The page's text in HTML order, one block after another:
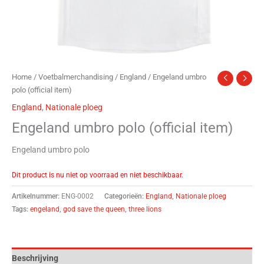
Home / Voetbalmerchandising / England / Engeland umbro
polo (official item)
England, Nationale ploeg
Engeland umbro polo (official item)
Engeland umbro polo
Dit product is nu niet op voorraad en niet beschikbaar.
Artikelnummer: ENG-0002 Categorieën: England Nationale ploeg
Tags: engeland god save the queen three lions
Beschrijving